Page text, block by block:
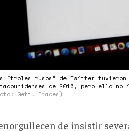
"troles rusos" de Twitter tuvieron
de 2016, pero ello no
Getty Images)
de insistir